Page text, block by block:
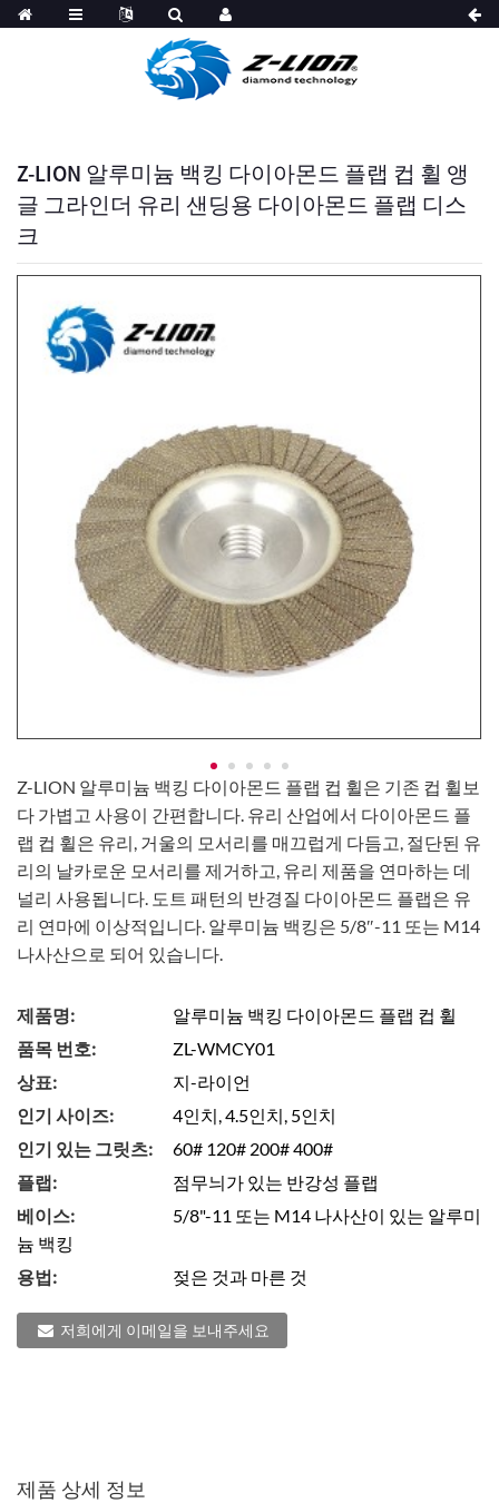
Z-LION 알루미늄 백킹 다이아몬드 플랩 컵 휠 앵
글 그라인더 유리 샌딩용 다이아몬드 플랩 디스
크
Z-LION 알루미늄 백킹 다이아몬드 플랩 컵 휠은 기존 컵 휠보
다 가볍고 사용이 간편합니다. 유리 산업에서 다이아몬드 플
랩 컵 휠은 유리, 거울의 모서리를 매끄럽게 다듬고, 절단된 유
리의 날카로운 모서리를 제거하고, 유리 제품을 연마하는 데
널리 사용됩니다. 도트 패턴의 반경질 다이아몬드 플랩은 유
리 연마에 이상적입니다. 알루미늄 백킹은 5/8″-11 또는 M14
나사산으로 되어 있습니다.
제품명:
알루미늄 백킹 다이아몬드 플랩 컵 휠
품목 번호:
ZL-WMCY01
상표:
지-라이언
인기 사이즈:
4인치, 4.5인치, 5인치
인기 있는 그릿츠:
60# 120# 200# 400#
플랩:
점무늬가 있는 반강성 플랩
베이스:
5/8"-11 또는 M14 나사산이 있는 알루미
늄 백킹
용법:
젖은 것과 마른 것
저희에게 이메일을 보내주세요
제품 상세 정보